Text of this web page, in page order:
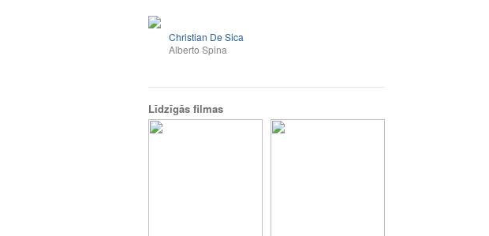
Christian De Sica
Alberto Spina
Līdzīgās filmas